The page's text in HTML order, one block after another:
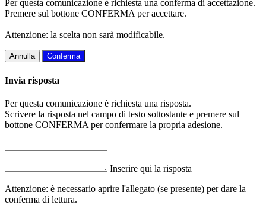
Per questa comunicazione è richiesta una conferma di accettazione.
Premere sul bottone CONFERMA per accettare.
Attenzione: la scelta non sarà modificabile.
Annulla Conferma
Invia risposta
Per questa comunicazione è richiesta una risposta.
Scrivere la risposta nel campo di testo sottostante e premere sul
bottone CONFERMA per confermare la propria adesione.
Inserire qui la risposta
Attenzione: è necessario aprire l'allegato (se presente) per dare la
conferma di lettura.